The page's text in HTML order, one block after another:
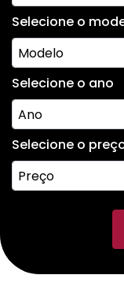
Selecione o
Selecione o ano
Selecione o